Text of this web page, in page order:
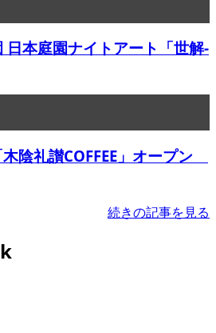
日本庭園ナイトアート「世解-
陰礼讃COFFEE」オープン
続きの記事を見る